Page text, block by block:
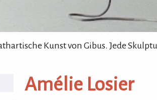
Kunst von Gibus. Jede
von A-Z
Amélie Losier